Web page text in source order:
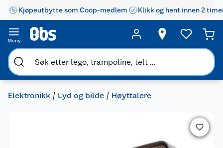
Kjøpeutbytte som Coop-medlem Klikk og hent innen 2
Meny
Elektronikk Lyd og bilde Høyttalere